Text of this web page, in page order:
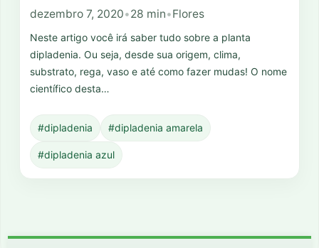
dezembro 7, 2020•28 min•Flores
Neste artigo você irá saber tudo sobre a planta
dipladenia. Ou seja, desde sua origem, clima,
substrato, rega, vaso e até como fazer mudas! O nome
científico desta…
#dipladenia #dipladenia amarela
#dipladenia azul